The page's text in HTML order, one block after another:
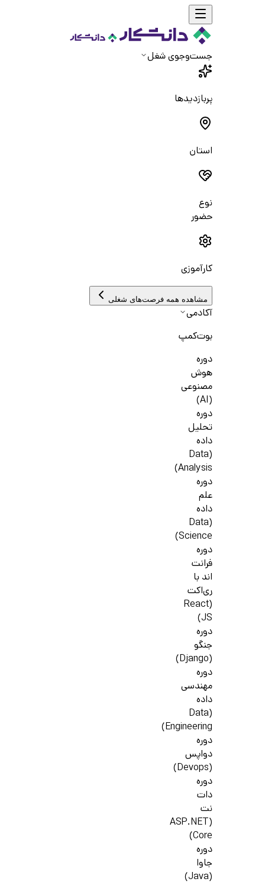
جست‌و‌جوی شغل
پربازدیدها
استان
نوع
حضور
کارآموزی
مشاهده همه فرصت‌های شغلی
آکادمی
بوت‌کمپ
دوره
هوش
مصنوعی
(AI)
دوره
تحلیل
داده
(Data
Analysis)
دوره
علم
داده
(Data
Science)
دوره
فرانت
اند با
ری‌اکت
(React
JS)
دوره
جنگو
(Django)
دوره
مهندسی
داده
(Data
Engineering)
دوره
دواپس
(Devops)
دوره
دات
نت
(ASP.NET
Core)
دوره
جاوا
(Java)